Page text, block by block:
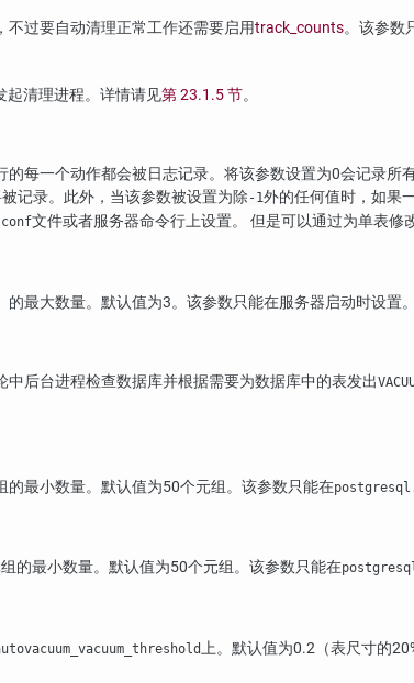
过要自动清理正常工作还需要启用track_counts。该参数
起清理进程。详情请见第 23.1.5 节。
每一个动作都会被日志记录。将该参数设置为0会记录
记录。此外，当该参数被设置为除 -1外的任何值时，如果
文件或者服务器命令行上设置。 但是可以通过为单表修
最大数量。默认值为3。该参数只能在服务器启动时设置。
后台进程检查数据库并根据需要为数据库中的表发出
的最小数量。默认值为50个元组。该参数只能在
的最小数量。默认值为50个元组。该参数只能在
上。默认值为0.2（表尺寸的